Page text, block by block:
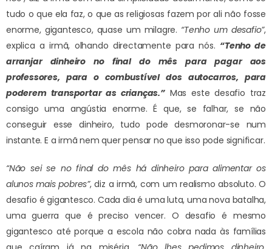
tudo o que ela faz, o que as religiosas fazem por ali não fosse
enorme, gigantesco, quase um milagre. “Tenho um desafio”,
explica a irmã, olhando directamente para nós. “Tenho de
arranjar dinheiro no final do mês para pagar aos
professores, para o combustível dos autocarros, para
poderem transportar as crianças.”Mas este desafio traz
consigo uma angústia enorme. É que, se falhar, se não
conseguir esse dinheiro, tudo pode desmoronar-se num
instante. E a irmã nem quer pensar no que isso pode significar.
“Não sei se no final do mês há dinheiro para alimentar os
alunos mais pobres”, diz a irmã, com um realismo absoluto. O
desafio é gigantesco. Cada dia é uma luta, uma nova batalha,
uma guerra que é preciso vencer. O desafio é mesmo
gigantesco até porque a escola não cobra nada às famílias